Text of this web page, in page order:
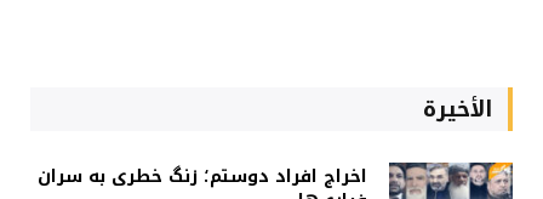
الأخيرة
اخراج افراد دوستم؛ زنگ خطری به سران